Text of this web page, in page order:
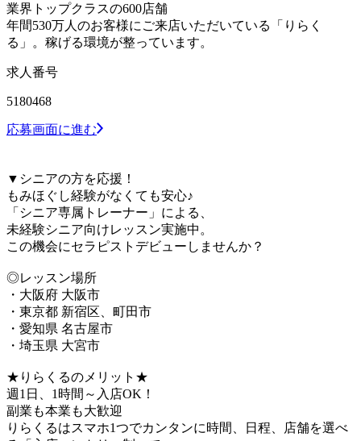
業界トップクラスの600店舗
年間530万人のお客様にご来店いただいている「りらく
る」。稼げる環境が整っています。
求人番号
5180468
応募画面に進む
▼シニアの方を応援！
もみほぐし経験がなくても安心♪
「シニア専属トレーナー」による、
未経験シニア向けレッスン実施中。
この機会にセラピストデビューしませんか？
◎レッスン場所
・大阪府 大阪市
・東京都 新宿区、町田市
・愛知県 名古屋市
・埼玉県 大宮市
★りらくるのメリット★
週1日、1時間～入店OK！
副業も本業も大歓迎
りらくるはスマホ1つでカンタンに時間、日程、店舗を選べ